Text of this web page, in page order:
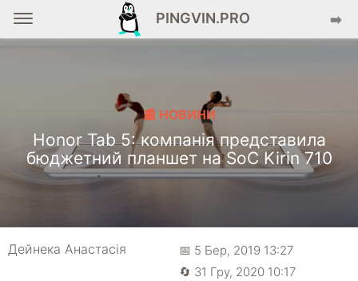
PINGVIN.PRO ➡️
📰 НОВИНИ
Honor Tab 5: компанія представила
бюджетний планшет на SoC Kirin 710
Дейнека Анастасiя
📅 5 Бер, 2019 13:27
🔄 31 Гру, 2020 10:17